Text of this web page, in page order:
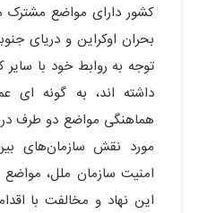
کشور دارای مواضع مشترک
بحران اوکراین و دریای
توجه به روابط خود با
داشته اند، به گونه
هماهنگی مواضع دو طرف
مورد نقش سازمان‌های
امنیت سازمان ملل،
این نهاد و مخالفت با